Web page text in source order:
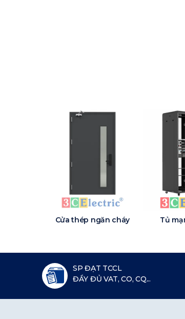
Cửa thép ngăn cháy Tủ
SP ĐẠT TCCL
ĐẦY ĐỦ VAT, CO, CQ...